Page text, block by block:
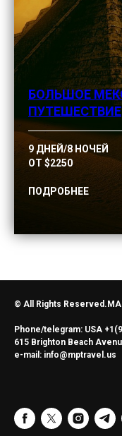
БОЛЬШОЕ
ПУТЕШЕСТВИЕ
9 ДНЕЙ/8 НОЧЕЙ
ОТ $2250
ПОДРОБНЕЕ
© All Rights
Phone/telegram: USA
615 Brighton Beach
e-mail: info@mptravel.us